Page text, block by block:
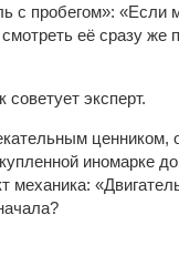
с пробегом»: «Если
её сразу
эксперт.
ценником,
иномарке